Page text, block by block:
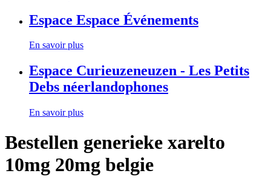
Espace Espace Événements
En savoir plus
Espace Curieuzeneuzen - Les Petits
Debs néerlandophones
En savoir plus
Bestellen generieke xarelto
10mg 20mg belgie